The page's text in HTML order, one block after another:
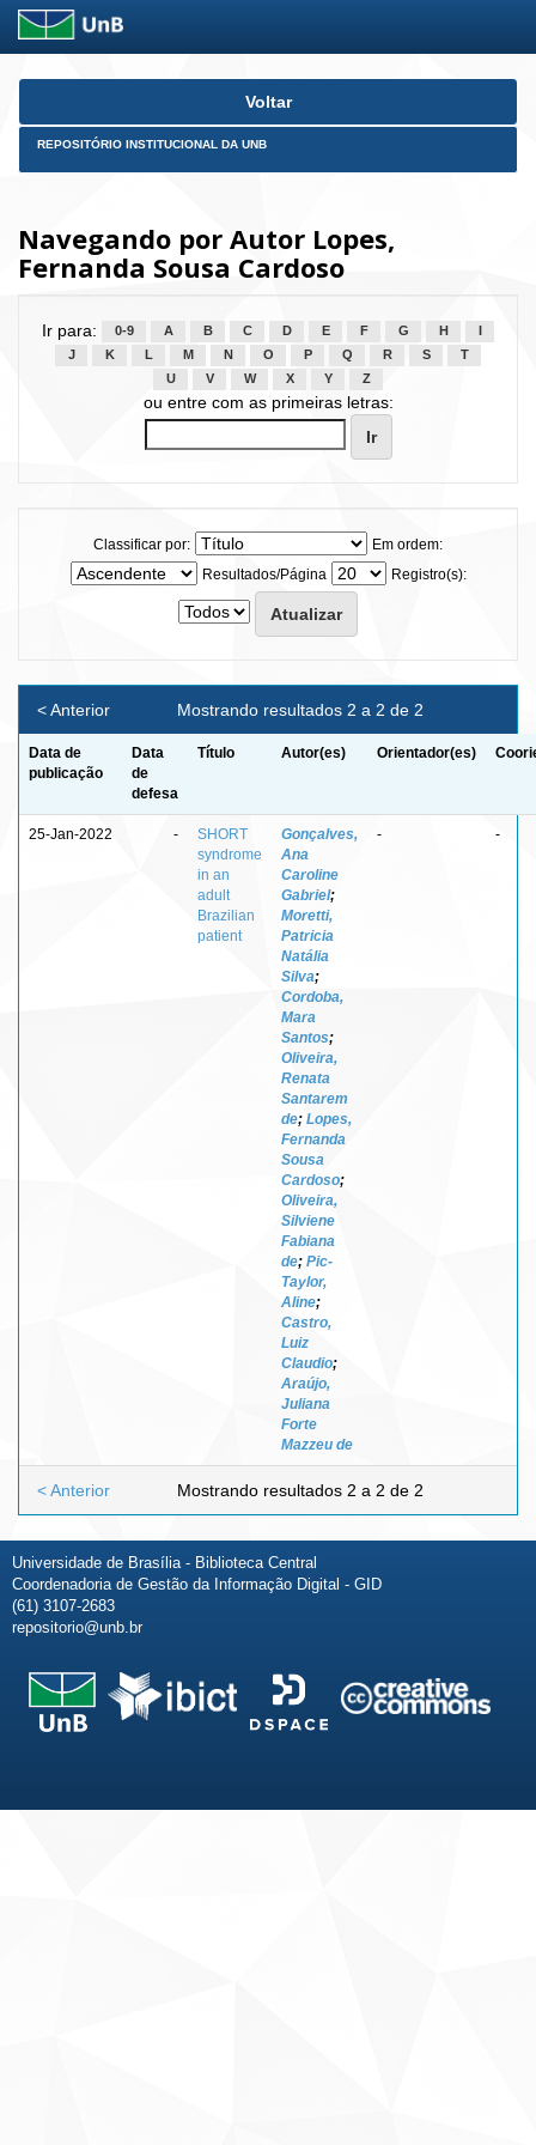
Skip
Voltar
REPOSITÓRIO INSTITUCIONAL DA UNB
Navegando por Autor Lopes,
Fernanda Sousa Cardoso
Ir para: 0-9 A B C D E F G H
J
K L M N O P Q R S
T
U
V W X Y Z
ou entre com as primeiras letras:
Classificar por:
Em ordem:
Resultados/Página
Registro(s):
Mostrando resultados 2 a 2 de 2
< Anterior
Data de
publicação
Data
de
defesa
Título Autor(es) Orientador(es)
25-Jan-2022 -
SHORT
syndrome
in an
adult
Brazilian
patient
Gonçalves,
Ana
Caroline
Gabriel;
Moretti,
Patricia
Natália
Silva;
Cordoba,
Mara
Santos;
Oliveira,
Renata
Santarem
de; Lopes,
Fernanda
Sousa
Cardoso;
Oliveira,
Silviene
Fabiana
de; Pic-
Taylor,
Aline;
Castro,
Luiz
Claudio;
Araújo,
Juliana
Forte
Mazzeu de
- -
Mostrando resultados 2 a 2 de 2
< Anterior
Universidade de Brasília - Biblioteca Central
Coordenadoria de Gestão da Informação Digital - GID
(61) 3107-2683
repositorio@unb.br